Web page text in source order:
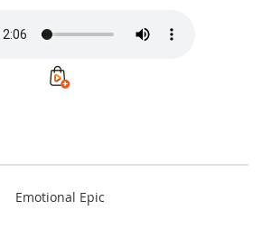
Emotional Epic